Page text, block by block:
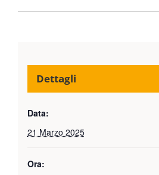
Dettagli
Data:
21 Marzo 2025
Ora: